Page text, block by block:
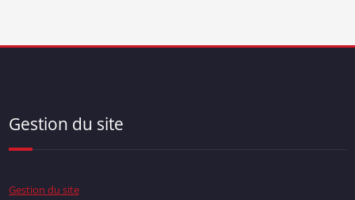
Gestion du site
Gestion du site